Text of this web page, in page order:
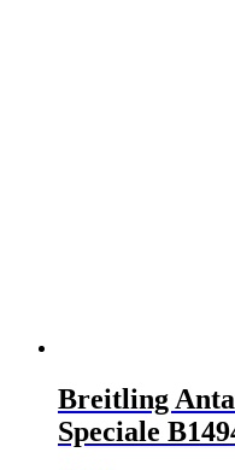
Breitling
Speciale